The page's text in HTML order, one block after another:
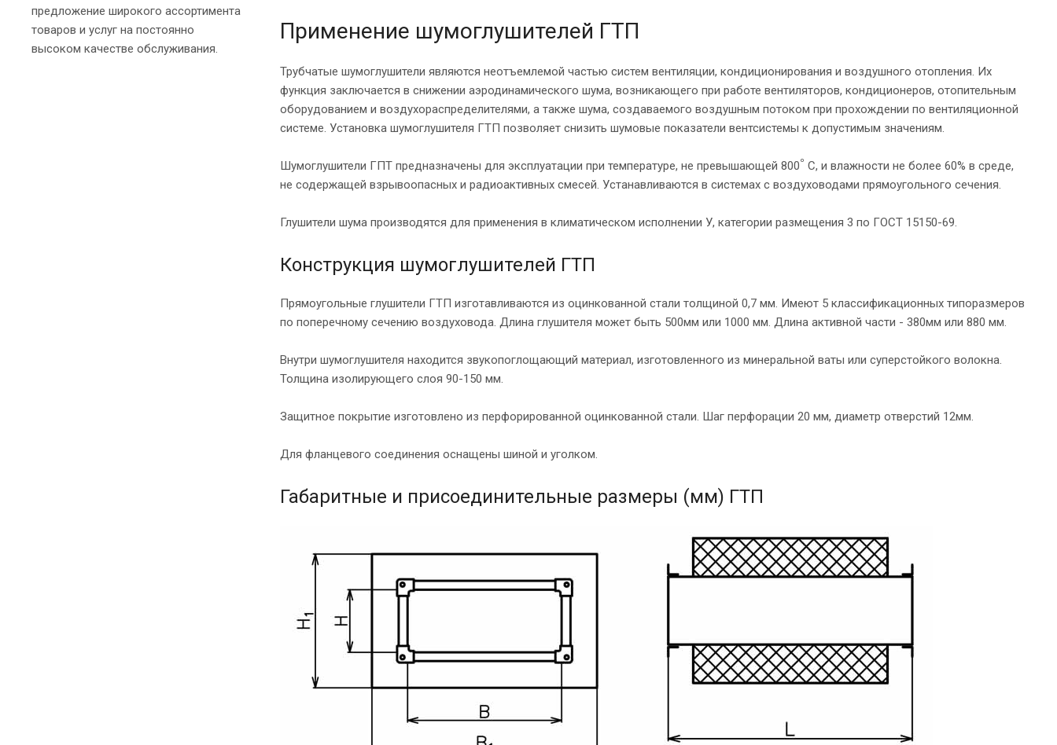
Применение шумоглушителей ГТП
Трубчатые шумоглушители являются неотъемлемой частью систем вентиляции, кондиционирования и воздушного отопления. Их
функция заключается в снижении аэродинамического шума, возникающего при работе вентиляторов, кондиционеров, отопительным
оборудованием и воздухораспределителями, а также шума, создаваемого воздушным потоком при прохождении по вентиляционной
системе. Установка шумоглушителя ГТП позволяет снизить шумовые показатели вентсистемы к допустимым значениям.
Шумоглушители ГПТ предназначены для эксплуатации при температуре, не превышающей 800º С, и влажности не более 60% в среде,
не содержащей взрывоопасных и радиоактивных смесей. Устанавливаются в системах с воздуховодами прямоугольного сечения.
Глушители шума производятся для применения в климатическом исполнении У, категории размещения 3 по ГОСТ 15150-69.
Конструкция шумоглушителей ГТП
Прямоугольные глушители ГТП изготавливаются из оцинкованной стали толщиной 0,7 мм. Имеют 5 классификационных типоразмеров
по поперечному сечению воздуховода. Длина глушителя может быть 500мм или 1000 мм. Длина активной части - 380мм или 880 мм.
Внутри шумоглушителя находится звукопоглощающий материал, изготовленного из минеральной ваты или суперстойкого волокна.
Толщина изолирующего слоя 90-150 мм.
Защитное покрытие изготовлено из перфорированной оцинкованной стали. Шаг перфорации 20 мм, диаметр отверстий 12мм.
Для фланцевого соединения оснащены шиной и уголком.
Габаритные и присоединительные размеры (мм) ГТП
предложение широкого ассортимента
товаров и услуг на постоянно
высоком качестве обслуживания.